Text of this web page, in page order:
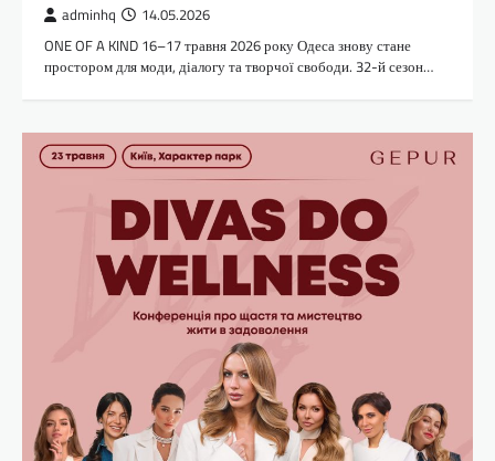
adminhq 14.05.2026
ONE OF A KIND 16–17 травня 2026 року Одеса знову стане
простором для моди, діалогу та творчої свободи. 32-й сезон…